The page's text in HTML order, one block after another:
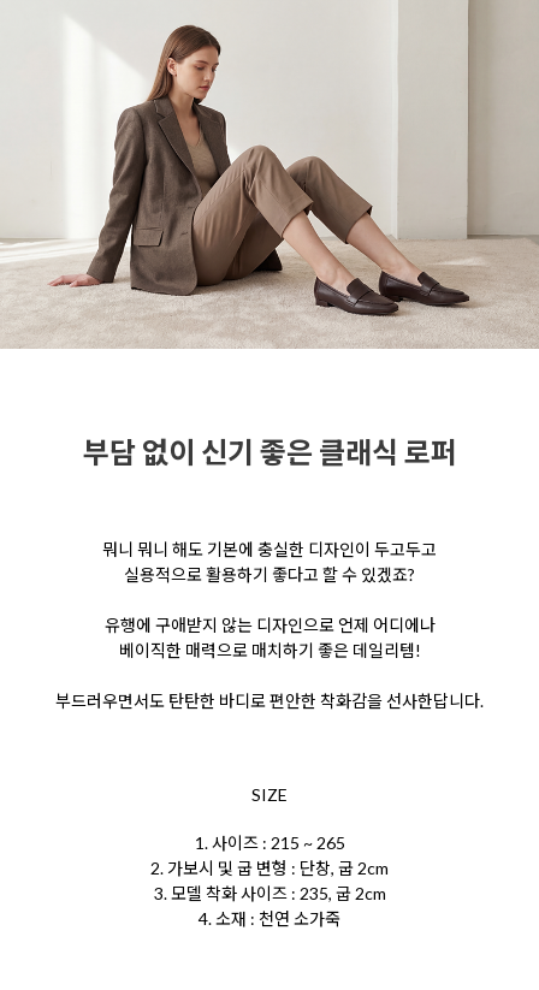
부담 없이 신기 좋은 클래식 로퍼
뭐니 뭐니 해도 기본에 충실한 디자인이 두고두고
실용적으로 활용하기 좋다고 할 수 있겠죠?
유행에 구애받지 않는 디자인으로 언제 어디에나
베이직한 매력으로 매치하기 좋은 데일리템!
부드러우면서도 탄탄한 바디로 편안한 착화감을 선사한답니다.
SIZE
1. 사이즈 : 215 ~ 265
2. 가보시 및 굽 변형 : 단창, 굽 2cm
3. 모델 착화 사이즈 : 235, 굽 2cm
4. 소재 : 천연 소가죽